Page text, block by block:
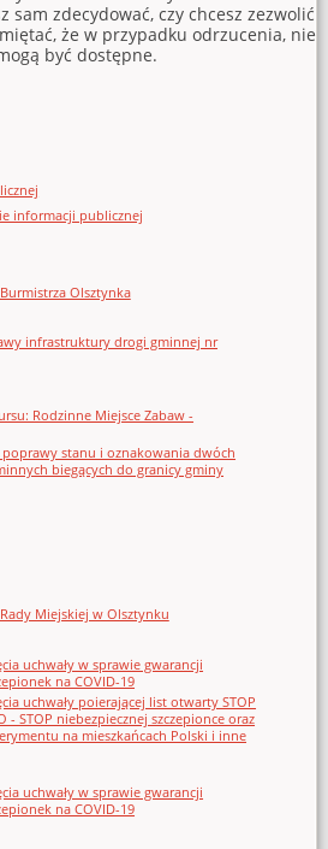
informacji publicznej
Olsztynka
infrastruktury drogi gminnej nr
Rodzinne Miejsce Zabaw -
poprawy stanu i oznakowania dwóch
biegących do granicy gminy
Miejskiej w Olsztynku
uchwały w sprawie gwarancji
na COVID-19
uchwały poierającej list otwarty STOP
- STOP niebezpiecznej szczepionce oraz
na mieszkańcach Polski i inne
uchwały w sprawie gwarancji
na COVID-19
sam zdecydować, czy chcesz zezwolić
że w przypadku odrzucenia, nie
być dostępne.